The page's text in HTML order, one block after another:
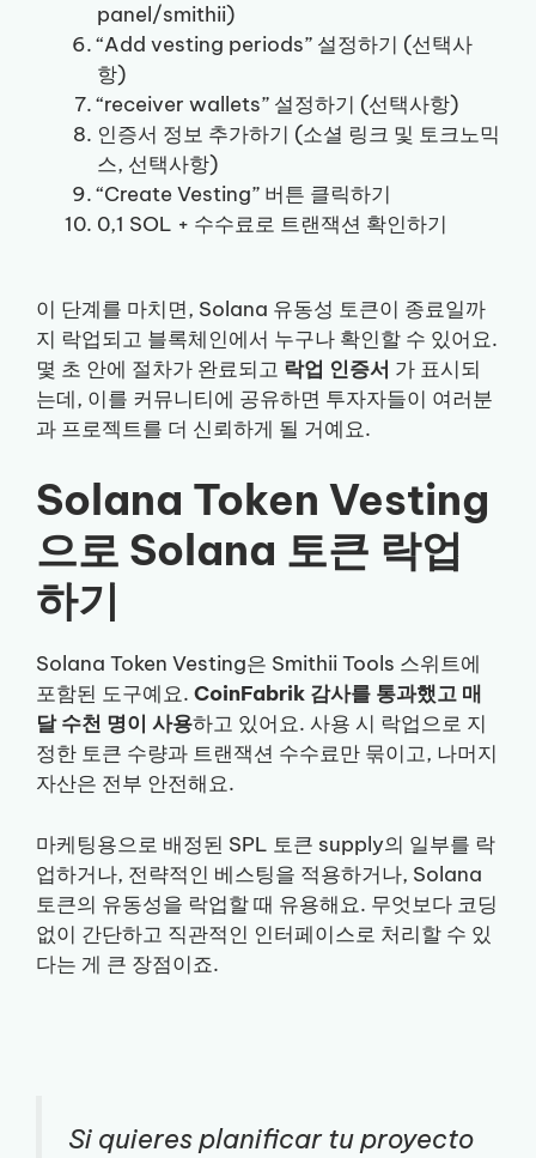
panel/smithii)
“Add vesting periods” 설정하기 (선택사
항)
“receiver wallets” 설정하기 (선택사항)
인증서 정보 추가하기 (소셜 링크 및 토크노믹
스, 선택사항)
“Create Vesting” 버튼 클릭하기
0,1 SOL + 수수료로 트랜잭션 확인하기
이 단계를 마치면, Solana 유동성 토큰이 종료일까
지 락업되고 블록체인에서 누구나 확인할 수 있어요.
몇 초 안에 절차가 완료되고 락업 인증서 가 표시되
는데, 이를 커뮤니티에 공유하면 투자자들이 여러분
과 프로젝트를 더 신뢰하게 될 거예요.
Solana Token Vesting
으로 Solana 토큰 락업
하기
Solana Token Vesting은 Smithii Tools 스위트에
포함된 도구예요. CoinFabrik 감사를 통과했고 매
달 수천 명이 사용하고 있어요. 사용 시 락업으로 지
정한 토큰 수량과 트랜잭션 수수료만 묶이고, 나머지
자산은 전부 안전해요.
마케팅용으로 배정된 SPL 토큰 supply의 일부를 락
업하거나, 전략적인 베스팅을 적용하거나, Solana
토큰의 유동성을 락업할 때 유용해요. 무엇보다 코딩
없이 간단하고 직관적인 인터페이스로 처리할 수 있
다는 게 큰 장점이죠.
Si quieres planificar tu proyecto